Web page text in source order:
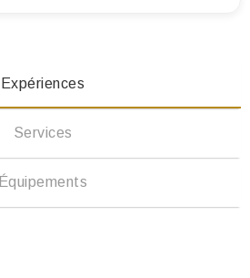
Expériences
Services
Équipements